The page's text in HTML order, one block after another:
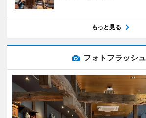
もっと見る
フォトフラッシュ